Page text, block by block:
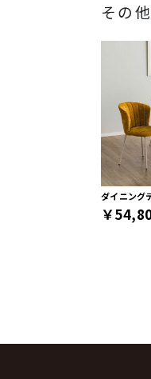
その
ダイニング
￥